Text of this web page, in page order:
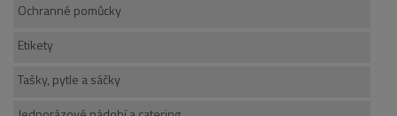
Ochranné pomůcky
Etikety
Tašky, pytle a sáčky